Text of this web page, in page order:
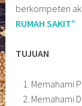
berkompeten
RUMAH SAKIT”
TUJUAN
Memahami
Memahami